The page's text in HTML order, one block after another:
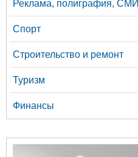
Реклама, полиграфия, СМИ
Спорт
Строительство и ремонт
Туризм
Финансы